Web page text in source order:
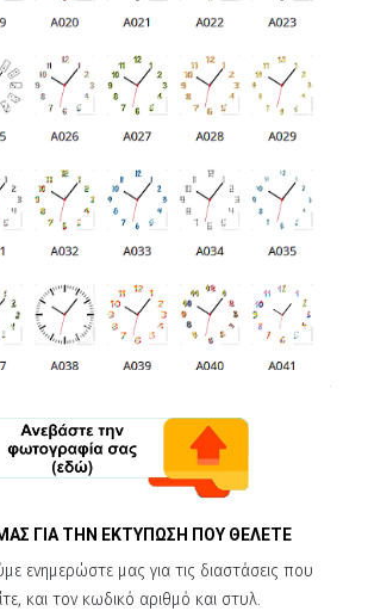
ΓΙΑ ΤΗΝ ΕΚΤΥΠΩΣΗ ΠΟΥ ΘΕΛΕΤΕ
ενημερώστε μας για τις διαστάσεις που
και τον κωδικό αριθμό και στυλ.